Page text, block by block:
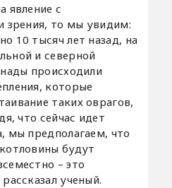
явление с
зрения, то мы увидим:
10 тысяч лет назад, на
и северной
происходили
которые
таких оврагов,
что сейчас идет
мы предполагаем, что
будут
– это
ученый.